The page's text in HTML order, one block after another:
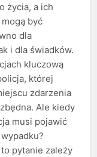
życia, a ich
być
dla
i dla świadków.
kluczową
której
zdarzenia
Ale kiedy
musi pojawić
pytanie zależy